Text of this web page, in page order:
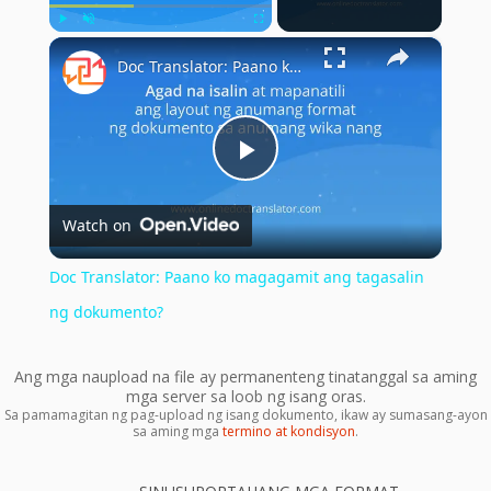
Play Unmute Fullscreen ×
Play
Video
Doc Translator: Paano ko magagamit ang tagasalin ng dokumento?
Watch on
Doc Translator: Paano ko magagamit ang tagasalin
ng dokumento?
Ang mga naupload na file ay permanenteng tinatanggal sa aming
mga server sa loob ng isang oras.
Sa pamamagitan ng pag-upload ng isang dokumento, ikaw ay sumasang-ayon
sa aming mga termino at kondisyon.